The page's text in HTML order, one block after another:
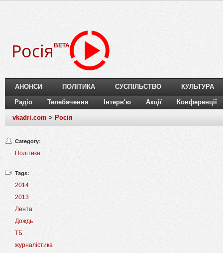
Росія BETA
АНОНСИ ПОЛІТИКА СУСПІЛЬСТВО КУЛЬТУРА
Радіо Телебачення Інтерв'ю Акції Конференції
vkadri.com > Росія
Category:
Політика
Tags:
2014
2013
Лента
Дождь
ТБ
журналістика